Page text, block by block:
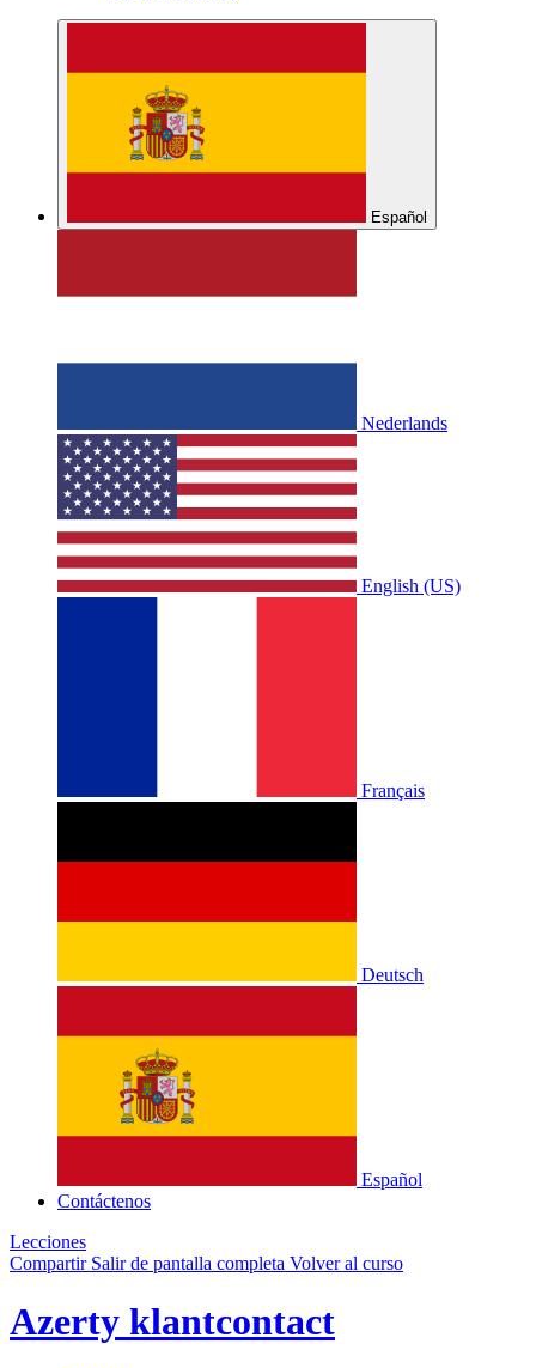
Español
Nederlands
English (US)
Français
Deutsch
Español
Contáctenos
Lecciones
Compartir Salir de pantalla completa Volver al curso
Azerty klantcontact